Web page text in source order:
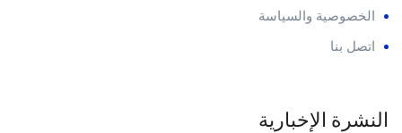
الخصوصية والسياسة
اتصل بنا
النشرة الإخبارية